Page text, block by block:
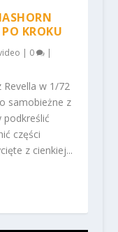
KROKU
| 0 |
Revella w 1/72
samobieżne z
podkreślić
części
z cienkiej...